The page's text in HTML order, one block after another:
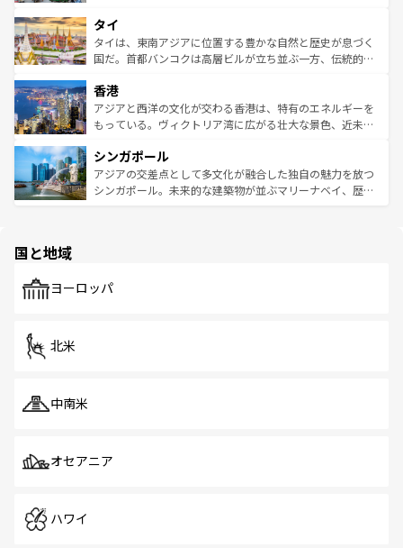
リティに包まれながら、韓国の多彩な魅力を心ゆくまで味
わってみてほしい。 なお、新着の韓国情報はコンテンツ一
覧を参照してほしい。
急速な発展と共に伝統が息づく。ハノイの古い町並みやホ
ーチミン市のフランス統治時代の建物も、独特の雰囲気を
醸し出している。また、バラエティの豊かさとおいしさで
とつ。フォーやバインミー、ベトナムコーヒーなどは、ぜ
ひ現地で味わいたい。どの地域を訪れてもあたたかい人々
が旅行者を迎えてくれるので、きっと忘れられない旅にな
参照してほしい。
タイ
タイは、東南アジアに位置する豊かな自然と歴史が息づく
国だ。首都バンコクは高層ビルが立ち並ぶ一方、伝統的な
の活気が交差している。北部ではチェンマイなどの山岳地
帯で自然と触れ合い、南部ではプーケットやクラビの美し
いビーチでリゾート気分を楽しむことができる。タイ料理
激する。気候は一年中温暖で、どの季節にも異なる楽しみ
が待っている。親しみやすいタイの人々、仏教を中心とし
た文化、そして多様な観光資源が、訪れる旅人を魅了し続
香港
アジアと西洋の文化が交わる香港は、特有のエネルギーを
もっている。ヴィクトリア湾に広がる壮大な景色、近未来
み、どこを訪れても感動するはず。観光スポットが密集し
ており、効率よく見どころを回れるのも魅力。息をのむよ
うな絶景から文化的な体験まで、香港を存分に楽しみ尽く
シンガポール
アジアの交差点として多文化が融合した独自の魅力を放つ
シンガポール。未来的な建築物が並ぶマリーナベイ、歴史
で、ホーカーズは地元の風情を楽しめる外せないスポット
国と地域
ヨーロッパ
北米
中南米
オセアニア
ハワイ